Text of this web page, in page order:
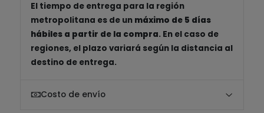
El tiempo de entrega para la región
metropolitana es de un máximo de 5 días
hábiles a partir de la compra. En el caso de
regiones, el plazo variará según la distancia al
destino de entrega.
Costo de envío